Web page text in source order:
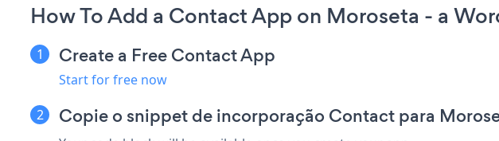
How To Add a Contact App on Moroseta - a
Create a Free Contact App
Start for free now
Copie o snippet de incorporação Contact para